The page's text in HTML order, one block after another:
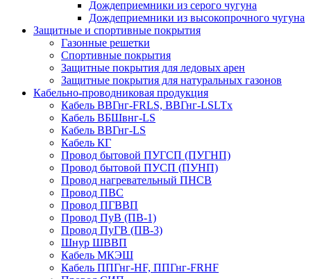
Дождеприемники из серого чугуна
Дождеприемники из высокопрочного чугуна
Защитные и спортивные покрытия
Газонные решетки
Спортивные покрытия
Защитные покрытия для ледовых арен
Защитные покрытия для натуральных газонов
Кабельно-проводниковая продукция
Кабель ВВГнг-FRLS, ВВГнг-LSLTx
Кабель ВБШвнг-LS
Кабель ВВГнг-LS
Кабель КГ
Провод бытовой ПУГСП (ПУГНП)
Провод бытовой ПУСП (ПУНП)
Провод нагревательный ПНСВ
Провод ПВС
Провод ПГВВП
Провод ПуВ (ПВ-1)
Провод ПуГВ (ПВ-3)
Шнур ШВВП
Кабель МКЭШ
Кабель ППГнг-HF, ППГнг-FRHF